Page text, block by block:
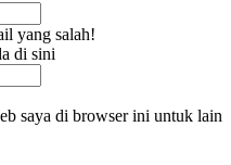
yang salah!
di sini
saya di browser ini untuk lain